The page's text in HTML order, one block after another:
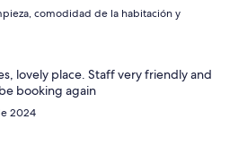
comodidad de la habitación y
lovely place. Staff very friendly and
booking again
2024